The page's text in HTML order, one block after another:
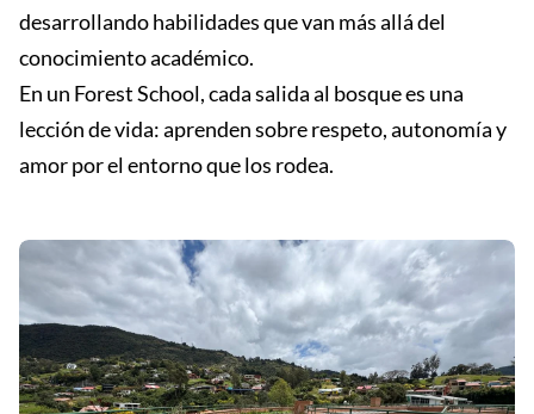
desarrollando habilidades que van más allá del
conocimiento académico.
En un Forest School, cada salida al bosque es una
lección de vida: aprenden sobre respeto, autonomía y
amor por el entorno que los rodea.